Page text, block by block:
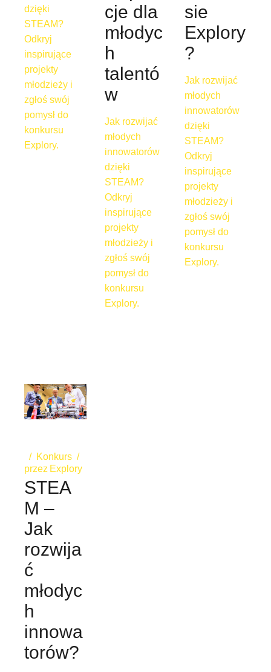
dzięki
STEAM?
Odkryj
inspirujące
projekty
młodzieży i
zgłoś swój
pomysł do
konkursu
Explory.
cje dla
młodyc
h
talentó
w
Jak rozwijać
młodych
innowatorów
dzięki
STEAM?
Odkryj
inspirujące
projekty
młodzieży i
zgłoś swój
pomysł do
konkursu
Explory.
sie
Explory
?
Jak rozwijać
młodych
innowatorów
dzięki
STEAM?
Odkryj
inspirujące
projekty
młodzieży i
zgłoś swój
pomysł do
konkursu
Explory.
Konkurs
przez Explory
STEA
M –
Jak
rozwija
ć
młodyc
h
innowa
torów?